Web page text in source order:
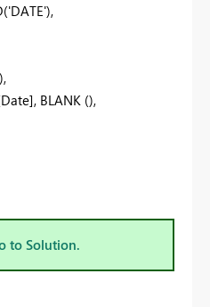
BLANK (),
to Solution.